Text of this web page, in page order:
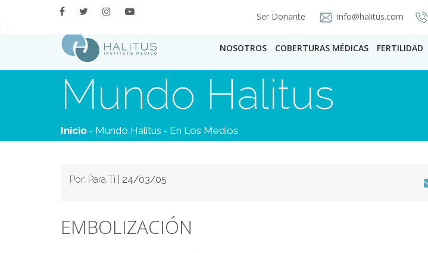
Ser Donante info@halitus.com
NOSOTROS COBERTURAS MÉDICAS FERTILIDAD
Mundo Halitus
Inicio - Mundo Halitus - En Los Medios
Por: Para Tí | 24/03/05
EMBOLIZACIÓN